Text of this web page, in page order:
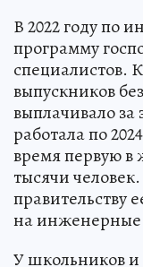
В 2022 году по
программу
специалистов.
выпускников
выплачивало
работала по
время первую в
тысячи
правительству
на
У школьников и